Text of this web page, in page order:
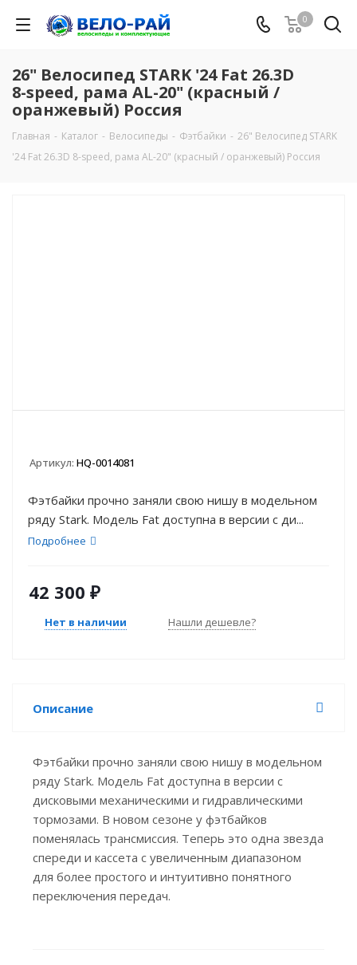
0
26" Велосипед STARK '24 Fat 26.3D
8-speed, рама AL-20" (красный /
оранжевый) Россия
Главная - Каталог - Велосипеды - Фэтбайки - 26" Велосипед STARK
'24 Fat 26.3D 8-speed, рама AL-20" (красный / оранжевый) Россия
Артикул: HQ-0014081
Фэтбайки прочно заняли свою нишу в модельном
ряду Stark. Модель Fat доступна в версии с ди...
Подробнее
42 300 ₽
Нет в наличии Нашли дешевле?
Описание
Фэтбайки прочно заняли свою нишу в модельном
ряду Stark. Модель Fat доступна в версии с
дисковыми механическими и гидравлическими
тормозами. В новом сезоне у фэтбайков
поменялась трансмиссия. Теперь это одна звезда
спереди и кассета с увеличенным диапазоном
для более простого и интуитивно понятного
переключения передач.